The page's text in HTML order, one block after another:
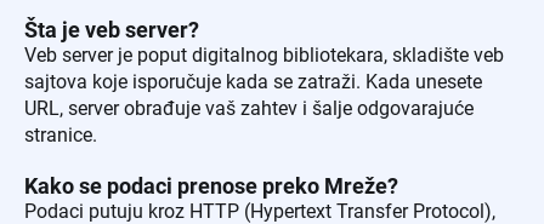
Šta je veb server?
Veb server je poput digitalnog bibliotekara, skladište veb
sajtova koje isporučuje kada se zatraži. Kada unesete
URL, server obrađuje vaš zahtev i šalje odgovarajuće
stranice.
Kako se podaci prenose preko Mreže?
Podaci putuju kroz HTTP (Hypertext Transfer Protocol),